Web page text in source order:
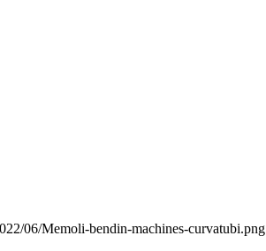
06/Memoli-bendin-machines-curvatubi.png